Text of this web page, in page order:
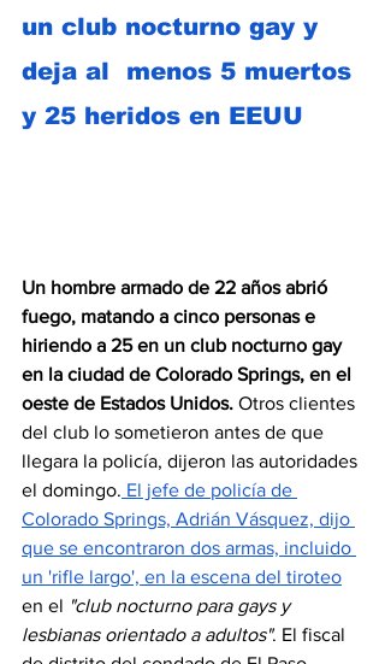
un club nocturno gay y
deja al  menos 5 muertos
y 25 heridos en EEUU
Un hombre armado de 22 años abrió
fuego, matando a cinco personas e
hiriendo a 25 en un club nocturno gay
en la ciudad de Colorado Springs, en el
oeste de Estados Unidos. Otros clientes
del club lo sometieron antes de que
llegara la policía, dijeron las autoridades
el domingo. El jefe de policía de
Colorado Springs, Adrián Vásquez, dijo
que se encontraron dos armas, incluido
un 'rifle largo', en la escena del tiroteo
en el "club nocturno para gays y
lesbianas orientado a adultos". El fiscal